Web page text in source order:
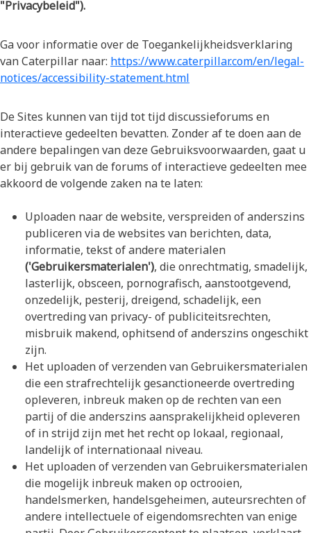
"Privacybeleid").
Ga voor informatie over de Toegankelijkheidsverklaring
van Caterpillar naar: https://www.caterpillar.com/en/legal-
notices/accessibility-statement.html
De Sites kunnen van tijd tot tijd discussieforums en
interactieve gedeelten bevatten. Zonder af te doen aan de
andere bepalingen van deze Gebruiksvoorwaarden, gaat u
er bij gebruik van de forums of interactieve gedeelten mee
akkoord de volgende zaken na te laten:
Uploaden naar de website, verspreiden of anderszins
publiceren via de websites van berichten, data,
informatie, tekst of andere materialen
('Gebruikersmaterialen'), die onrechtmatig, smadelijk,
lasterlijk, obsceen, pornografisch, aanstootgevend,
onzedelijk, pesterij, dreigend, schadelijk, een
overtreding van privacy- of publiciteitsrechten,
misbruik makend, ophitsend of anderszins ongeschikt
zijn.
Het uploaden of verzenden van Gebruikersmaterialen
die een strafrechtelijk gesanctioneerde overtreding
opleveren, inbreuk maken op de rechten van een
partij of die anderszins aansprakelijkheid opleveren
of in strijd zijn met het recht op lokaal, regionaal,
landelijk of internationaal niveau.
Het uploaden of verzenden van Gebruikersmaterialen
die mogelijk inbreuk maken op octrooien,
handelsmerken, handelsgeheimen, auteursrechten of
andere intellectuele of eigendomsrechten van enige